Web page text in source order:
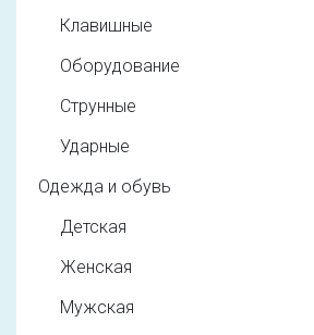
Клавишные
Оборудование
Струнные
Ударные
Одежда и обувь
Детская
Женская
Мужская